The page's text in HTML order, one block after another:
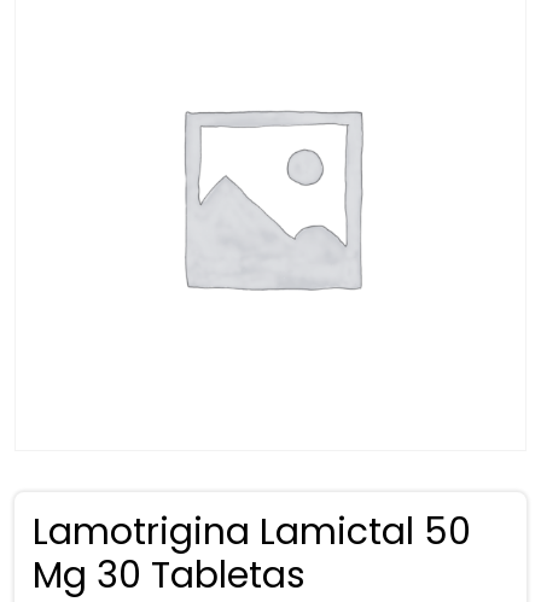
Lamotrigina Lamictal 50
Mg 30 Tabletas